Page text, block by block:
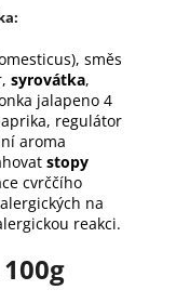
směs
syrovátka,
jalapeno 4
regulátor
aroma
stopy
cvrččího
na
reakci.